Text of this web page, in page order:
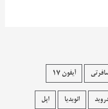
آیفون 17
انویدیا اپل